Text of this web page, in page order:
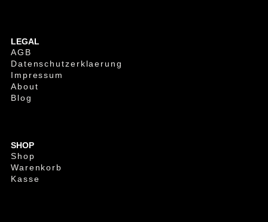
LEGAL
AGB
Datenschutzerklaerung
Impressum
About
Blog
SHOP
Shop
Warenkorb
Kasse